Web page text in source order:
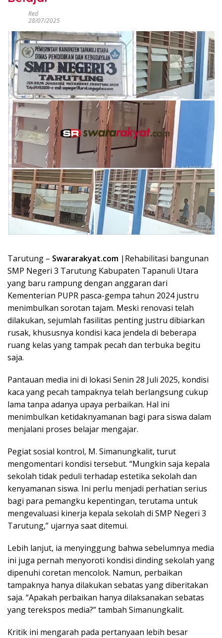
Red
28/07/2025
Tarutung – Swararakyat.com |Rehabilitasi bangunan
SMP Negeri 3 Tarutung Kabupaten Tapanuli Utara
yang baru rampung dengan anggaran dari
Kementerian PUPR pasca-gempa tahun 2024 justru
menimbulkan sorotan tajam. Meski renovasi telah
dilakukan, sejumlah fasilitas penting justru dibiarkan
rusak, khususnya kondisi kaca jendela di beberapa
ruang kelas yang tampak pecah dan terbuka begitu
saja.
Pantauan media ini di lokasi Senin 28 Juli 2025, kondisi
kaca yang pecah tampaknya telah berlangsung cukup
lama tanpa adanya upaya perbaikan. Hal ini
menimbulkan ketidaknyamanan bagi para siswa dalam
menjalani proses belajar mengajar.
Pegiat sosial kontrol, M. Simanungkalit, turut
mengomentari kondisi tersebut. “Mungkin saja kepala
sekolah tidak peduli terhadap estetika sekolah dan
kenyamanan siswa. Ini perlu menjadi perhatian serius
bagi para pemangku kepentingan, terutama untuk
mengevaluasi kinerja kepala sekolah di SMP Negeri 3
Tarutung,” ujarnya saat ditemui.
Lebih lanjut, ia menyinggung bahwa sebelumnya media
ini juga pernah menyoroti kondisi dinding sekolah yang
dipenuhi coretan mencolok. Namun, perbaikan
tampaknya hanya dilakukan sebatas yang diberitakan
saja. “Apakah perbaikan hanya dilaksanakan sebatas
yang terekspos media?” tambah Simanungkalit.
Kritik ini mengarah pada pertanyaan lebih besar